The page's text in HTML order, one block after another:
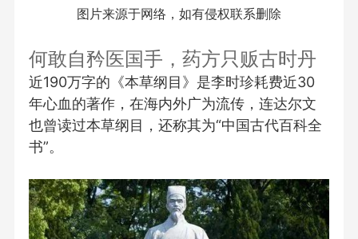
图片来源于网络，如有侵权联系删除
何敢自矜医国手，药方只贩古时丹
近190万字的《本草纲目》是李时珍耗费近30
年心血的著作，在海内外广为流传，连达尔文
也曾读过本草纲目，还称其为“中国古代百科全
书”。